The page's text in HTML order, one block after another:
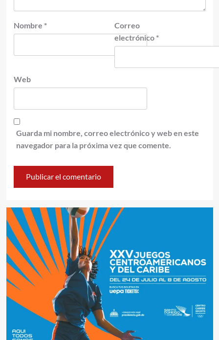
Nombre *
Correo
electrónico *
Web
Guarda mi nombre, correo electrónico y web en este
navegador para la próxima vez que comente.